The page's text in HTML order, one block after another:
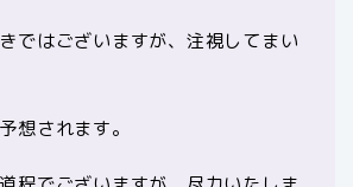
ではございますが、注視してまい
想されます。